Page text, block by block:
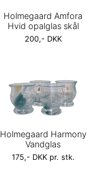
Holmegaard Amfora
Hvid opalglas skål
200,- DKK
Holmegaard Harmony
Vandglas
175,- DKK pr. stk.